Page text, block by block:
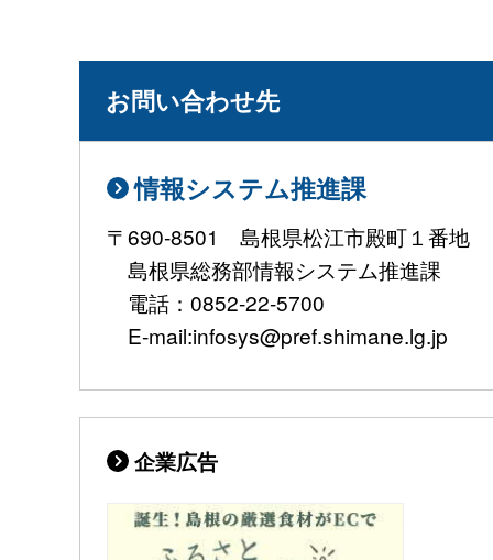
お問い合わせ先
情報システム推進課
〒690-8501 島根県松江市殿町１番地
島根県総務部情報システム推進課
電話：0852-22-5700
E-mail:infosys@pref.shimane.lg.jp
企業広告